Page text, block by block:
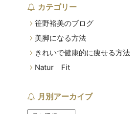
カテゴリー
笹野裕美のブログ
美脚になる方法
きれいで健康的に痩せる方法
Natur Fit
月別アーカイブ